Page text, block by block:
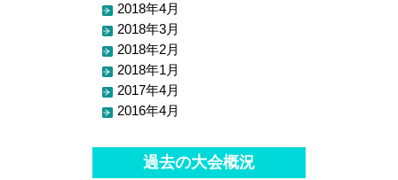
2018年4月
2018年3月
2018年2月
2018年1月
2017年4月
2016年4月
過去の大会概況